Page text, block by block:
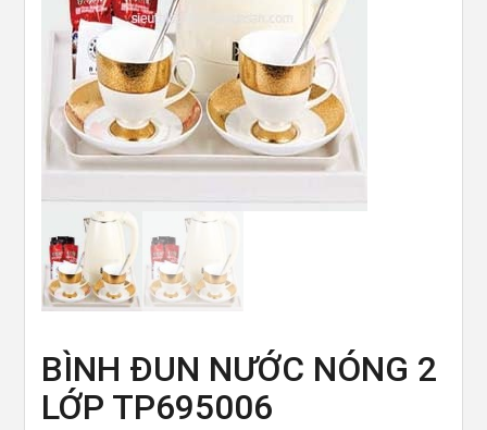
BÌNH ĐUN NƯỚC NÓNG 2
LỚP TP695006